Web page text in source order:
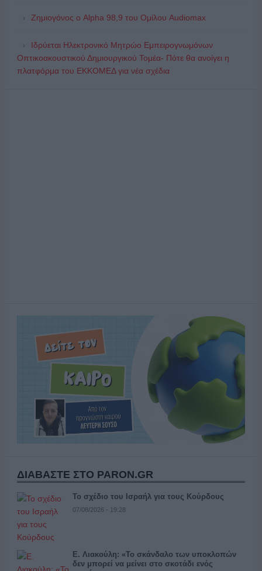
Ζημιογόνος ο Alpha 98,9 του Ομίλου Audiomax
Ιδρύεται Ηλεκτρονικό Μητρώο Εμπειρογνωμόνων
Οπτικοακουστικού Δημιουργικού Τομέα- Πότε θα ανοίγει η
πλατφόρμα του ΕΚΚΟΜΕΔ για νέα σχέδια
ΔΙΑΒΑΣΤΕ ΣΤΟ PARON.GR
Το σχέδιο του Ισραήλ για τους Κούρδους
07/08/2026 - 19:28
Ε. Λιακούλη: «Το σκάνδαλο των υποκλοπών
δεν μπορεί να μείνει στο σκοτάδι ενός